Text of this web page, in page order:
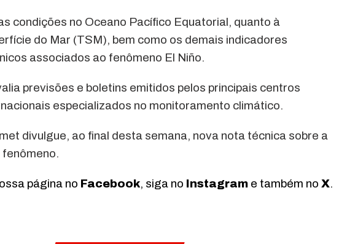
condições no Oceano Pacífico Equatorial, quanto à
do Mar (TSM), bem como os demais indicadores
associados ao fenômeno El Niño.
previsões e boletins emitidos pelos principais centros
especializados no monitoramento climático.
divulgue, ao final desta semana, nova nota técnica sobre a
página no Facebook, siga no Instagram e também no X.